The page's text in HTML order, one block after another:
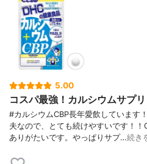
5.00
コスパ最強！カルシウムサプリ
#カルシウムCBP長年愛飲しています
夫なので、とても続けやすいです！
ありがたいです。やっぱりサプ…続き